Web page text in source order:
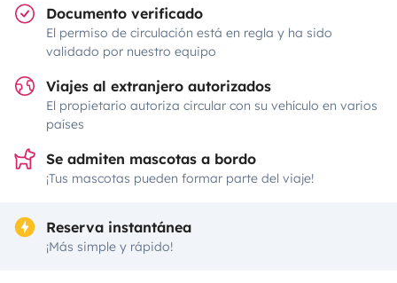
Documento verificado
El permiso de circulación está en regla y ha sido
validado por nuestro equipo
Viajes al extranjero autorizados
El propietario autoriza circular con su vehículo en varios
países
Se admiten mascotas a bordo
¡Tus mascotas pueden formar parte del viaje!
Reserva instantánea
¡Más simple y rápido!